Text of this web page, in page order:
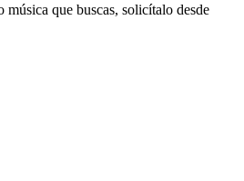
música que buscas, solicítalo desde